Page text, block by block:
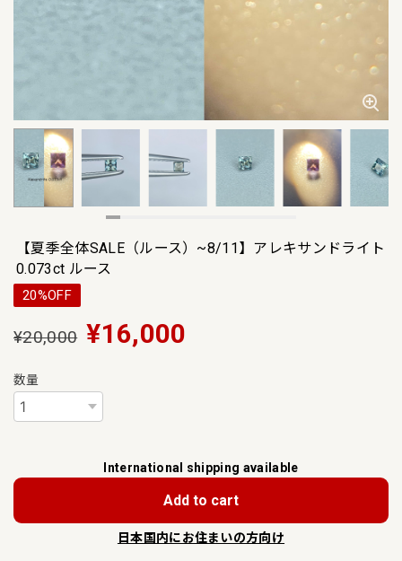
【夏季全体SALE（ルース）~8/11】アレキサンドライト
0.073ct ルース
20%OFF
¥20,000 ¥16,000
数量
International shipping available
Add to cart
日本国内にお住まいの方向け